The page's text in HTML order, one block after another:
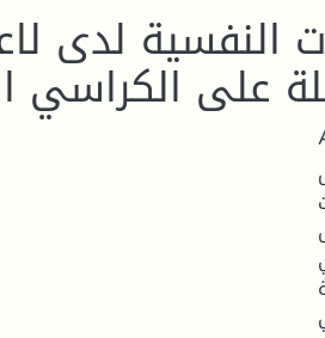
النفسية لدى
على الكراسي